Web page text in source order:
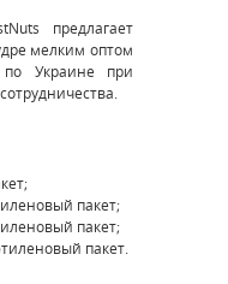
предлагает
мелким оптом
Украине при
пакет;
пакет;
пакет.